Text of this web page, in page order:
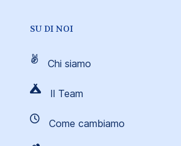
SU DI NOI
Chi siamo
Il Team
Come cambiamo